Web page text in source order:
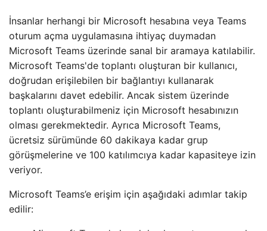
İnsanlar herhangi bir Microsoft hesabına veya Teams
oturum açma uygulamasına ihtiyaç duymadan
Microsoft Teams üzerinde sanal bir aramaya katılabilir.
Microsoft Teams'de toplantı oluşturan bir kullanıcı,
doğrudan erişilebilen bir bağlantıyı kullanarak
başkalarını davet edebilir. Ancak sistem üzerinde
toplantı oluşturabilmeniz için Microsoft hesabınızın
olması gerekmektedir. Ayrıca Microsoft Teams,
ücretsiz sürümünde 60 dakikaya kadar grup
görüşmelerine ve 100 katılımcıya kadar kapasiteye izin
veriyor.
Microsoft Teams’e erişim için aşağıdaki adımlar takip
edilir: